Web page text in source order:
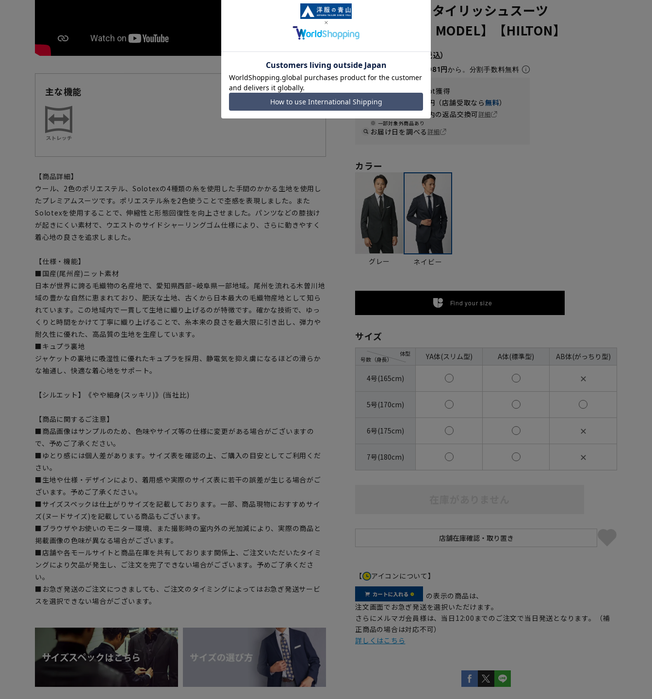
主な機能 機能一覧
【商品詳細】
ウール、2色のポリエステル、Solotexの4種類の糸を使用した手間のかかる生地を使用し
たプレミアムスーツです。ポリエステル糸を2色使うことで杢感を表現しました。また
Solotexを使用することで、伸縮性と形態回復性を向上させました。パンツなどの膝抜け
が起きにくい素材で、ウエストのサイドシャーリングゴム仕様により、さらに動きやすく
着心地の良さを追求しました。
【仕様・機能】
■国産(尾州産)ニット素材
日本が世界に誇る毛織物の名産地で、愛知県西部~岐阜県一部地域。尾州を流れる木曽川地
域の豊かな自然に恵まれており、肥沃な土地、古くから日本最大の毛織物産地として知ら
れています。この地域内で一貫して生地に織り上げるのが特徴です。確かな技術で、ゆっ
くりと時間をかけて丁寧に織り上げることで、糸本来の良さを最大限に引き出し、弾力や
耐久性に優れた、高品質の生地を生産しています。
■キュプラ裏地
ジャケットの裏地に吸湿性に優れたキュプラを採用、静電気を抑え虜になるほどの滑らか
な袖通し、快適な着心地をサポート。
【シルエット】《やや細身(スッキリ)》(当社比)
【商品に関するご注意】
■商品画像はサンプルのため、色味やサイズ等の仕様に変更がある場合がございますの
で、予めご了承ください。
■ゆとり感には個人差があります。サイズ表を確認の上、ご購入の目安としてご利用くだ
さい。
■生地や仕様・デザインにより、着用感や実際のサイズ表に若干の誤差が生じる場合がご
ざいます。予めご了承ください。
■サイズスペックは仕上がりサイズを記載しております。一部、商品現物におすすめサイ
ズ(ヌードサイズ)を記載している商品もございます。
■ブラウザやお使いのモニター環境、また撮影時の室内外の光加減により、実際の商品と
掲載画像の色味が異なる場合がございます。
■店舗や各モールサイトと商品在庫を共有しております関係上、ご注文いただいたタイミ
ングにより欠品が発生し、ご注文を完了できない場合がございます。予めご了承くださ
い。
■お急ぎ発送のご注文につきましても、ご注文のタイミングによってはお急ぎ発送サービ
スを選択できない場合がございます。
プレミアムスタイリッシュスーツ
【RELAXING MODEL】【HILTON】
65,890円
月々10,981円から。分割手数料無料
WEB会員なら329
pt獲得
送料 全国一律
円（店舗受取なら無料）
日以内の返品交換可詳細
一部対象外商品あり
お届け日を調べる詳細
カラー
グレー ネイビー
Find your size
サイズ
号数（身長）
体型 YA体(スリム型) A体(標準型) AB体(がっちり型)
4号(165cm) ✕
5号(170cm)
6号(175cm) ✕
7号(180cm) ✕
【 アイコンについて】
の表示の商品は、
注文画面でお急ぎ発送を選択いただけます。
さらにメルマガ会員様は、当日12:00までのご注文で当日発送となります。（補
正商品の場合は対応不可）
詳しくはこちら